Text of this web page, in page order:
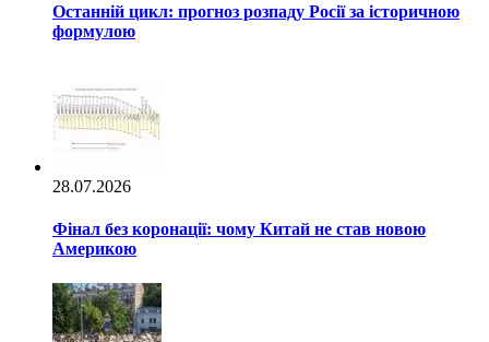
Останній цикл: прогноз розпаду Росії за історичною
формулою
28.07.2026
Фінал без коронації: чому Китай не став новою
Америкою